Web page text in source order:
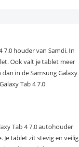
houder van Samdi. In
Ook valt je tablet meer
in de Samsung Galaxy
Tab 4 7.0
Tab 4 7.0 autohouder
tablet zit stevig en veilig